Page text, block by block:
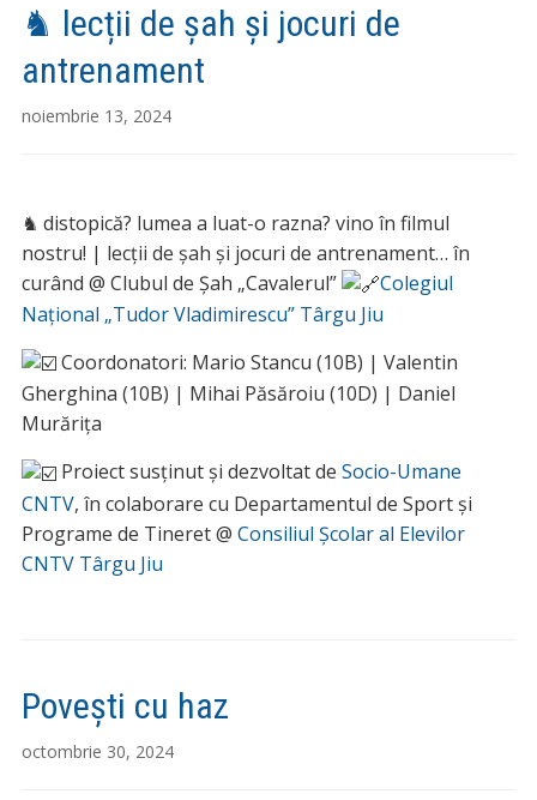
♞ lecții de șah și jocuri de
antrenament
noiembrie 13, 2024
♞ distopică? lumea a luat-o razna? vino în filmul
nostru! | lecții de șah și jocuri de antrenament… în
curând @ Clubul de Șah „Cavalerul”
Colegiul
Național „Tudor Vladimirescu” Târgu Jiu
Coordonatori: Mario Stancu (10B) | Valentin
Gherghina (10B) | Mihai Păsăroiu (10D) | Daniel
Murărița
Proiect susținut și dezvoltat de Socio-Umane
CNTV, în colaborare cu Departamentul de Sport și
Programe de Tineret @ Consiliul Școlar al Elevilor
CNTV Târgu Jiu
Povești cu haz
octombrie 30, 2024